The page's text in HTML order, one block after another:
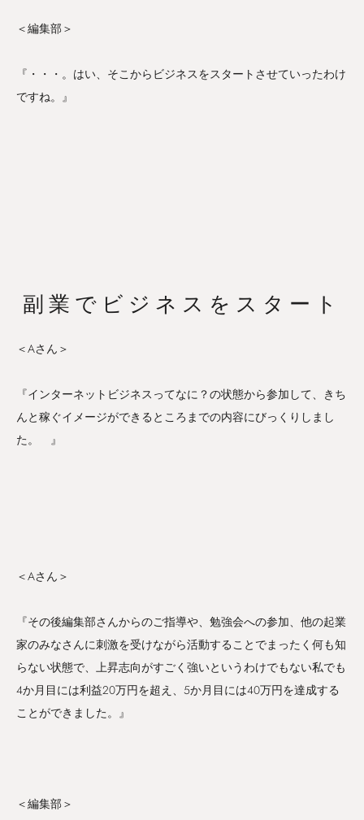
＜編集部＞
『・・・。はい、そこからビジネスをスタートさせていったわけ
ですね。』
副業でビジネスをスタート
＜Aさん＞
『インターネットビジネスってなに？の状態から参加して、きち
んと稼ぐイメージができるところまでの内容にびっくりしまし
た。 』
＜Aさん＞
『その後編集部さんからのご指導や、勉強会への参加、他の起業
家のみなさんに刺激を受けながら活動することでまったく何も知
らない状態で、上昇志向がすごく強いというわけでもない私でも
4か月目には利益20万円を超え、5か月目には40万円を達成する
ことができました。』
＜編集部＞